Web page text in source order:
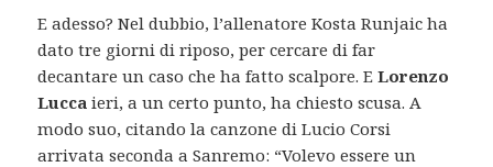
E adesso? Nel dubbio, l’allenatore Kosta Runjaic ha
dato tre giorni di riposo, per cercare di far
decantare un caso che ha fatto scalpore. ELorenzo
Lucca ieri, a un certo punto, ha chiesto scusa. A
modo suo, citando la canzone di Lucio Corsi
arrivata seconda a Sanremo: “Volevo essere un